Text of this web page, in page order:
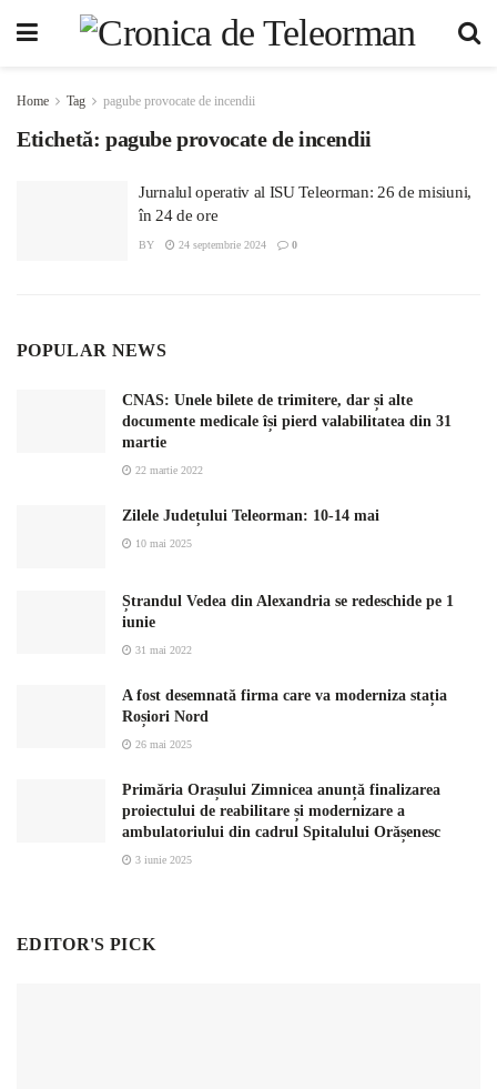
Home Tag pagube provocate de incendii
Etichetă: pagube provocate de incendii
Jurnalul operativ al ISU Teleorman: 26 de misiuni,
în 24 de ore
BY 24 septembrie 2024 0
POPULAR NEWS
CNAS: Unele bilete de trimitere, dar și alte
documente medicale își pierd valabilitatea din 31
martie
22 martie 2022
Zilele Județului Teleorman: 10-14 mai
10 mai 2025
Ștrandul Vedea din Alexandria se redeschide pe 1
iunie
31 mai 2022
A fost desemnată firma care va moderniza stația
Roșiori Nord
26 mai 2025
Primăria Orașului Zimnicea anunță finalizarea
proiectului de reabilitare și modernizare a
ambulatoriului din cadrul Spitalului Orășenesc
3 iunie 2025
EDITOR'S PICK